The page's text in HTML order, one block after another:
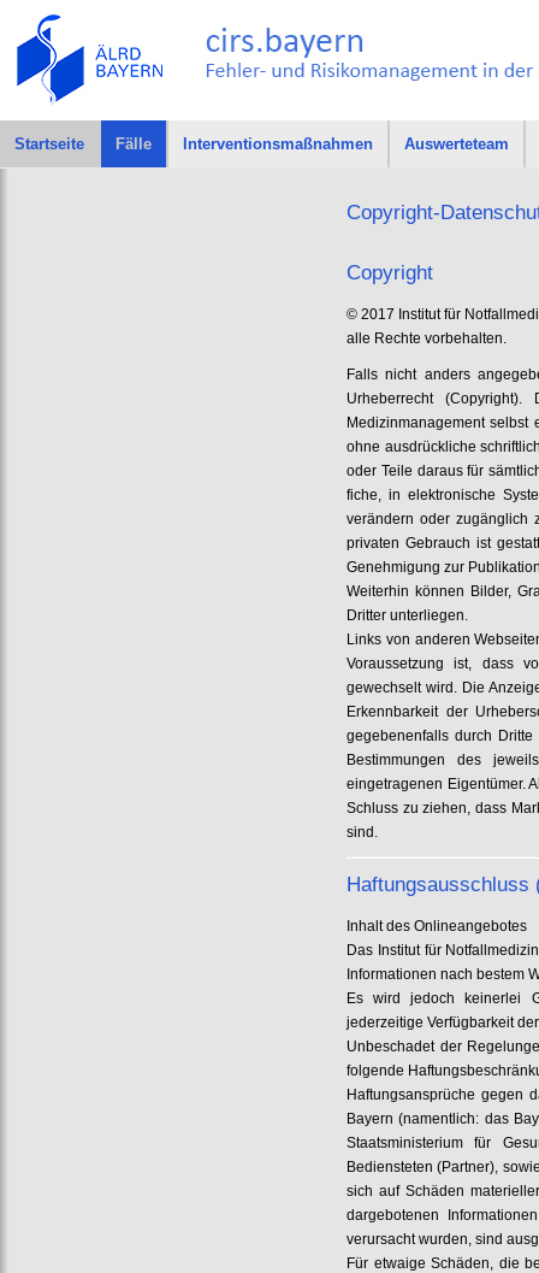
Startseite Fälle Interventionsmaßnahmen Auswerteteam
Copyright-
Copyright
© 2017 Institut für
alle Rechte vorbehalten.
Falls nicht anders
Urheberrecht
Medizinmanagement selbst
ohne ausdrückliche
oder Teile daraus für
fiche, in elektronische
verändern oder zugänglich
privaten Gebrauch ist
Genehmigung zur
Weiterhin können Bilder,
Dritter unterliegen.
Links von anderen
Voraussetzung ist, dass
gewechselt wird. Die
Erkennbarkeit der
gegebenenfalls durch
Bestimmungen des
eingetragenen Eigentümer.
Schluss zu ziehen, dass
sind.
Haftungsausschluss
Inhalt des Onlineangebotes
Das Institut für
Informationen nach bestem
Es wird jedoch keinerlei
jederzeitige Verfügbarkeit
Unbeschadet der
folgende
Haftungsansprüche gegen
Bayern (namentlich: das
Staatsministerium für
Bediensteten (Partner),
sich auf Schäden
dargebotenen
verursacht wurden, sind
Für etwaige Schäden, die